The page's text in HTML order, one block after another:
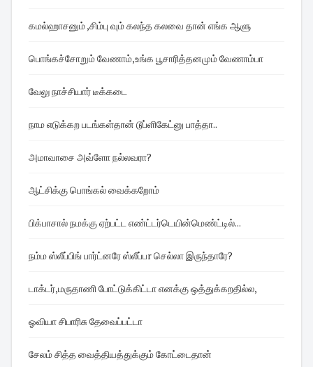
கமல்ஹாசனும் ,சிம்பு வும் கலந்த கலவை தான் எங்க ஆளு
பொங்கச்சோறும் வேணாம்,உங்க பூசாரித்தனமும் வேணாம்பா
வேலு நாச்சியார் டீக்கடை
நாம எடுக்கற படங்கள்தான் டூப்ளிகேட்னு பாத்தா..
அமாவாசை அவ்ளோ நல்லவரா?
ஆட்சிக்கு பொங்கல் வைக்கறோம்
பிக்பாசால் நமக்கு ஏற்பட்ட எண்ட்டர்டெயின்மெண்ட்டில்...
நம்ம ஸ்லீப்பிங் பார்ட்னரே ஸ்லீப்பr செல்லா இருந்தாரே?
டாக்டர்,மருதாணி போட்டுக்கிட்டா எனக்கு ஒத்துக்கறதில்ல,
ஓவியா சிபாரிசு தேவைப்பட்டா
சேலம் சித்த வைத்தியத்துக்கும் கோட்டைதான்